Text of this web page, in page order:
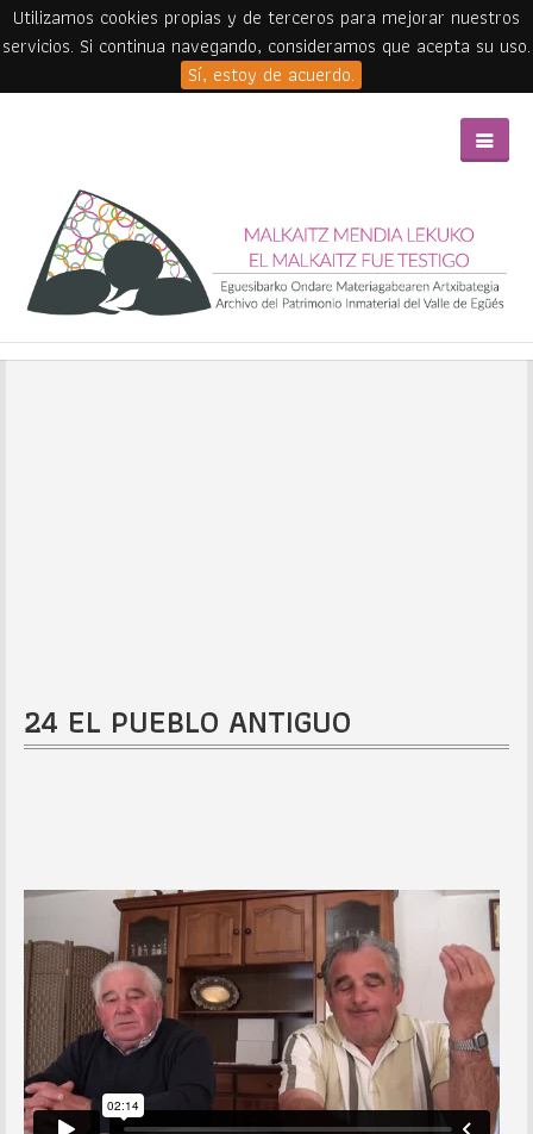
Utilizamos cookies propias y de terceros para mejorar nuestros
servicios. Si continua navegando, consideramos que acepta su uso.
Sí, estoy de acuerdo.
24 EL PUEBLO ANTIGUO